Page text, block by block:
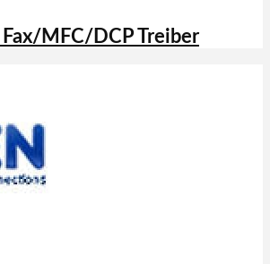
MFC/DCP Treiber